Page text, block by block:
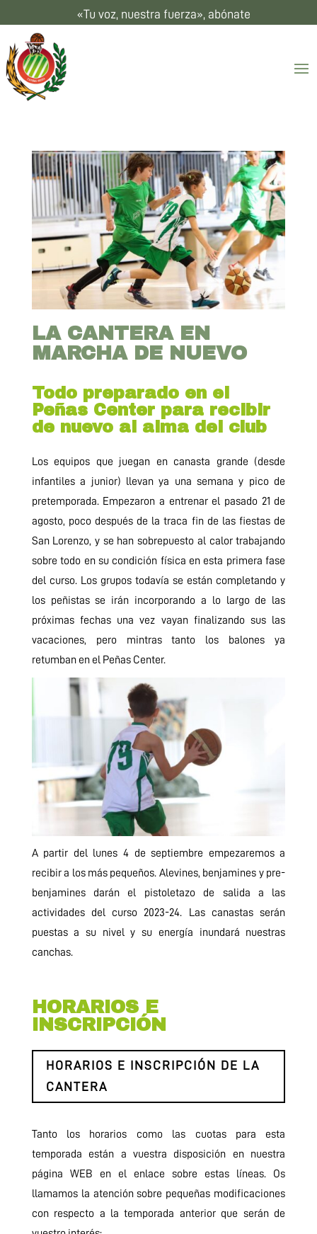
«Tu voz, nuestra fuerza», abónate
LA CANTERA EN
MARCHA DE NUEVO
Todo preparado en el
Peñas Center para recibir
de nuevo al alma del club
Los equipos que juegan en canasta grande (desde
infantiles a junior) llevan ya una semana y pico de
pretemporada. Empezaron a entrenar el pasado 21 de
agosto, poco después de la traca fin de las fiestas de
San Lorenzo, y se han sobrepuesto al calor trabajando
sobre todo en su condición física en esta primera fase
del curso. Los grupos todavía se están completando y
los peñistas se irán incorporando a lo largo de las
próximas fechas una vez vayan finalizando sus las
vacaciones, pero mintras tanto los balones ya
retumban en el Peñas Center.
A partir del lunes 4 de septiembre empezaremos a
recibir a los más pequeños. Alevines, benjamines y pre-
benjamines darán el pistoletazo de salida a las
actividades del curso 2023-24. Las canastas serán
puestas a su nivel y su energía inundará nuestras
canchas.
HORARIOS E
INSCRIPCIÓN
HORARIOS E INSCRIPCIÓN DE LA
CANTERA
Tanto los horarios como las cuotas para esta
temporada están a vuestra disposición en nuestra
página WEB en el enlace sobre estas líneas. Os
llamamos la atención sobre pequeñas modificaciones
con respecto a la temporada anterior que serán de